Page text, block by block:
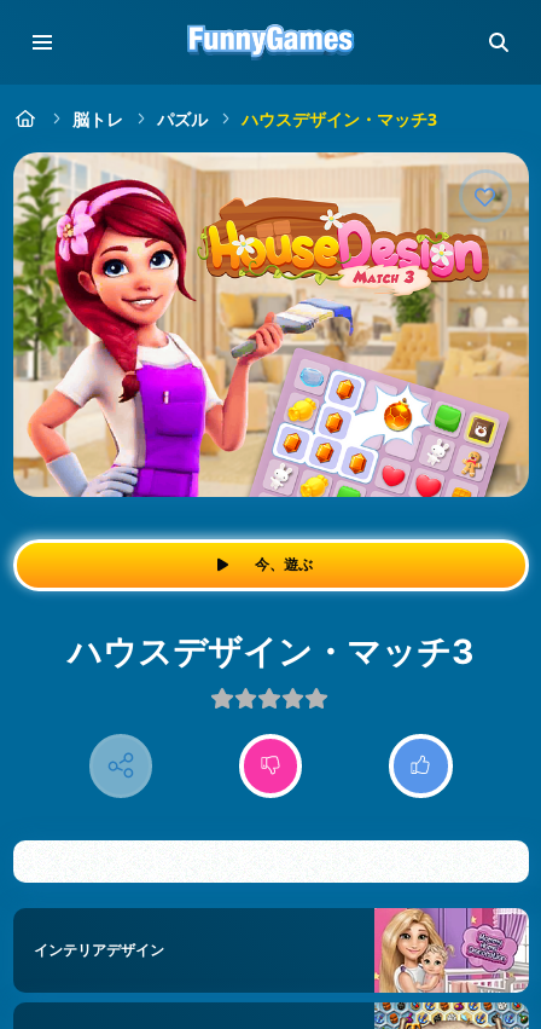
脳トレ パズル ハウスデザイン・マッチ3
今、遊ぶ
ハウスデザイン・マッチ3
インテリアデザイン